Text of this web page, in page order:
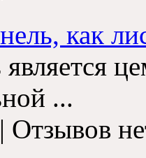
как
...
Отзывов